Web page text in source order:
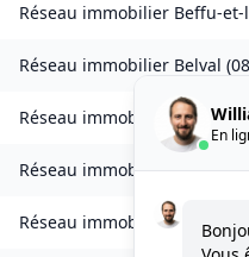
Réseau immobilier Beffu-
Réseau immobilier Belval (
Réseau immobilierBelval-
Réseau immobilierBourcq(
Réseau immobilierBogny-
En